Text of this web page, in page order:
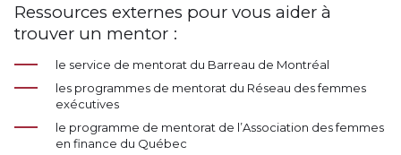
Ressources externes pour vous aider à
trouver un mentor :
le service de mentorat du Barreau de Montréal
les programmes de mentorat du Réseau des femmes
exécutives
le programme de mentorat de l’Association des femmes
en finance du Québec